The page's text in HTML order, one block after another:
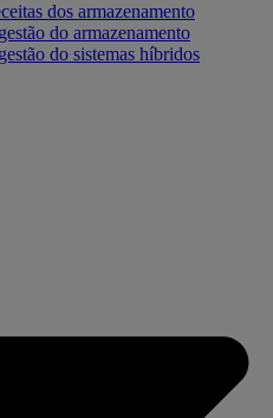
dos armazenamento
do armazenamento
do sistemas híbridos